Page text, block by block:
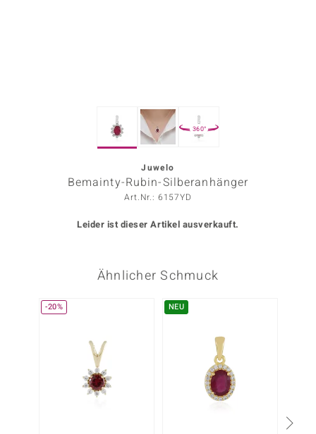
360°
Juwelo
Bemainty-Rubin-Silberanhänger
Art.Nr.: 6157YD
Leider ist dieser Artikel ausverkauft.
Ähnlicher Schmuck
-20% NEU